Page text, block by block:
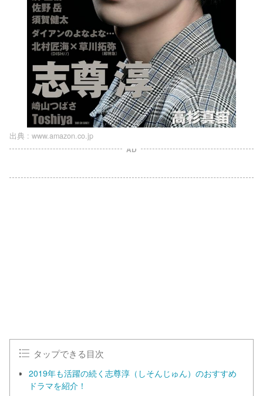
出典 : www.amazon.co.jp
AD
タップできる目次
2019年も活躍の続く志尊淳（しそんじゅん）のおすすめ
ドラマを紹介！